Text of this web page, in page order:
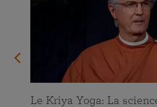
Le Kriya Yoga: La